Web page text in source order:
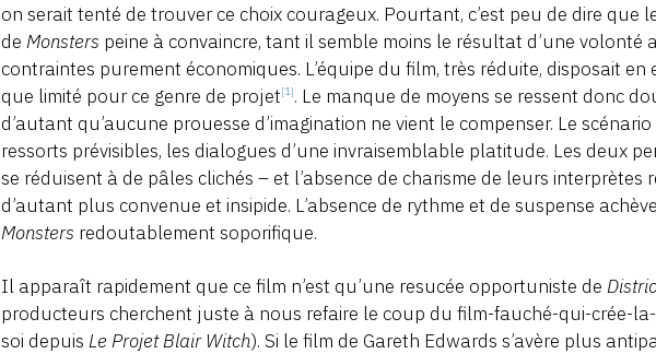
on serait tenté de trouver ce choix courageux. Pourtant, c’est peu de dire que
deMonsters peine à convaincre, tant il semble moins le résultat d’une volonté
contraintes purement économiques. L’équipe du film, très réduite, disposait en
que limité pour ce genre de projet[1]. Le manque de moyens se ressent donc
d’autant qu’aucune prouesse d’imagination ne vient le compenser. Le scénario
ressorts prévisibles, les dialogues d’une invraisemblable platitude. Les deux
se réduisent à de pâles clichés – et l’absence de charisme de leurs interprètes
d’autant plus convenue et insipide. L’absence de rythme et de suspense
Monsters redoutablement soporifique.
Il apparaît rapidement que ce film n’est qu’une resucée opportuniste de
producteurs cherchent juste à nous refaire le coup du film-fauché-qui-crée-
soi depuisLe Projet Blair Witch). Si le film de Gareth Edwards s’avère plus